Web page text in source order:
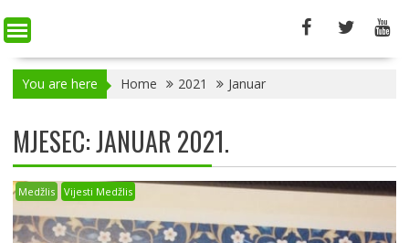
You are here Home 2021 Januar
MJESEC:JANUAR 2021.
Medžlis Vijesti Medžlis